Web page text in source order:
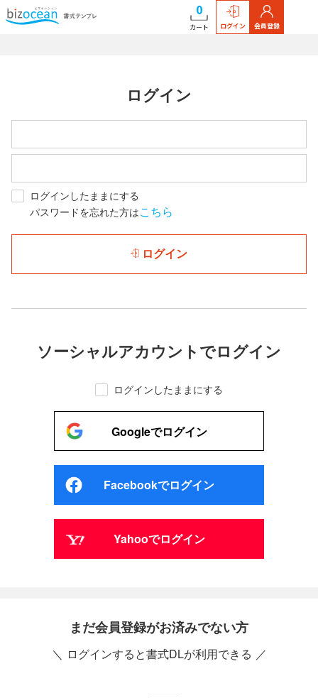
0
カート ログイン 会員登録
ログイン
ログインしたままにする
パスワードを忘れた方はこちら
ログイン
ソーシャルアカウントでログイン
ログインしたままにする
Googleでログイン
Facebookでログイン
Yahooでログイン
まだ会員登録がお済みでない方
＼ ログインすると書式DLが利用できる ／